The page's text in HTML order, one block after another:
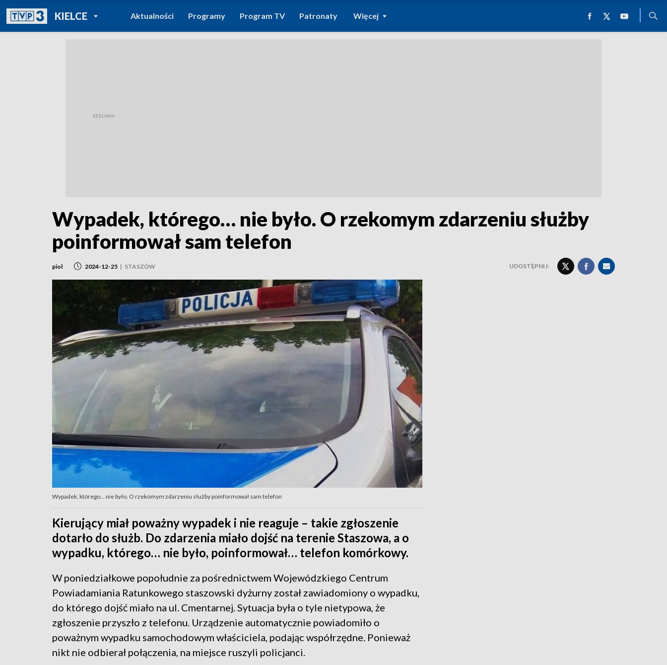
KIELCEPOWRÓT DO
TVP REGIONY
Aktualności Programy Program TV Patronaty Więcej
Wypadek, którego… nie było. O rzekomym zdarzeniu służby
poinformował sam telefon
piol 2024-12-25 | STASZÓW UDOSTĘPNIJ:
Wypadek, którego… nie było. O rzekomym zdarzeniu służby poinformował sam telefon
Kierujący miał poważny wypadek i nie reaguje – takie zgłoszenie
dotarło do służb. Do zdarzenia miało dojść na terenie Staszowa, a o
wypadku, którego… nie było, poinformował… telefon komórkowy.
W poniedziałkowe popołudnie za pośrednictwem Wojewódzkiego Centrum
Powiadamiania Ratunkowego staszowski dyżurny został zawiadomiony o wypadku,
do którego dojść miało na ul. Cmentarnej. Sytuacja była o tyle nietypowa, że
zgłoszenie przyszło z telefonu. Urządzenie automatycznie powiadomiło o
poważnym wypadku samochodowym właściciela, podając współrzędne. Ponieważ
nikt nie odbierał połączenia, na miejsce ruszyli policjanci.